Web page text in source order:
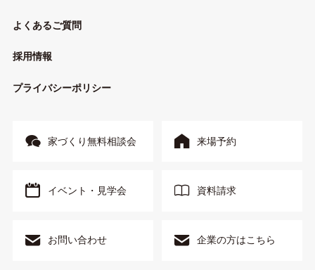
よくあるご質問
採用情報
プライバシーポリシー
家づくり無料相談会 来場予約
イベント・見学会 資料請求
お問い合わせ 企業の方はこちら